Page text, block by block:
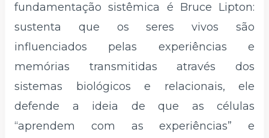
fundamentação sistêmica é Bruce Lipton:
sustenta que os seres vivos são
influenciados pelas experiências e
memórias transmitidas através dos
sistemas biológicos e relacionais, ele
defende a ideia de que as células
“aprendem com as experiências” e